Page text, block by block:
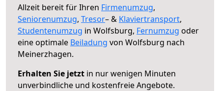
Allzeit bereit für Ihren Firmenumzug,
Seniorenumzug, Tresor– & Klaviertransport,
Studentenumzug in Wolfsburg, Fernumzug oder
eine optimale Beiladung von Wolfsburg nach
Meinerzhagen.
Erhalten Sie jetzt in nur wenigen Minuten
unverbindliche und kostenfreie Angebote.